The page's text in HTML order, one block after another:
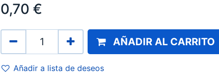
0,70 €
AÑADIR AL CARRITO
Añadir a lista de deseos